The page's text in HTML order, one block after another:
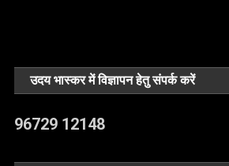
उदय भास्कर में विज्ञापन हेतु संपर्क करें
96729 12148